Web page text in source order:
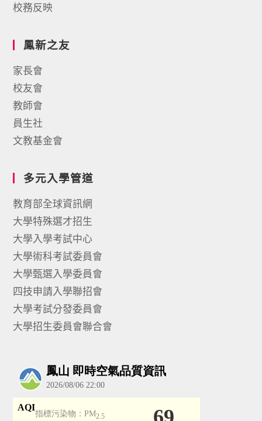
校務反映
鳳新之友
家長會
校友會
教師會
員生社
文教基金會
多元入學管道
教育部全球資訊網
大學特殊選才招生
大學入學考試中心
大學術科考試委員會
大學甄選入學委員會
四技申請入學聯招會
大學考試分發委員會
大學招生委員會聯合會